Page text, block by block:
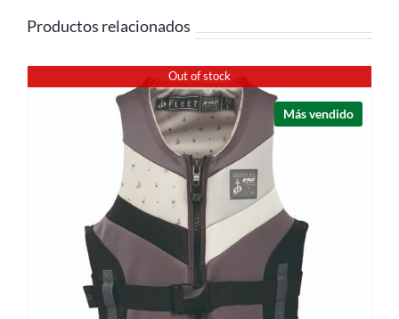
Productos relacionados
Out of stock
Más vendido